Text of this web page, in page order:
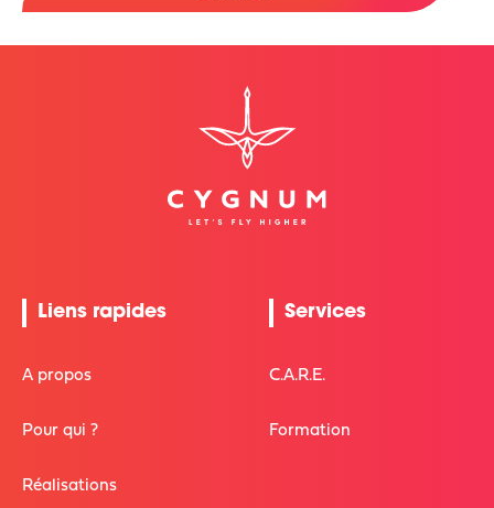
Liens rapides
A propos
Pour qui ?
Réalisations
Services
C.A.R.E.
Formation